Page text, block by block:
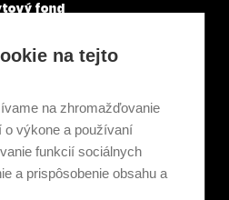
fond
a obce
a priemysel
poradenstvo
na tejto
na zhromažďovanie
o výkone a používaní
funkcií sociálnych
a prispôsobenie obsahu a